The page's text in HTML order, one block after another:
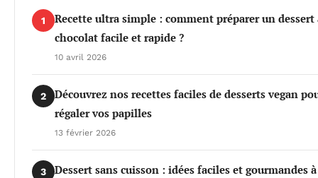
1
Recette ultra simple : comment préparer un dessert
chocolat facile et rapide ?
10 avril 2026
2
Découvrez nos recettes faciles de desserts vegan
régaler vos papilles
13 février 2026
3
Dessert sans cuisson : idées faciles et gourmandes à